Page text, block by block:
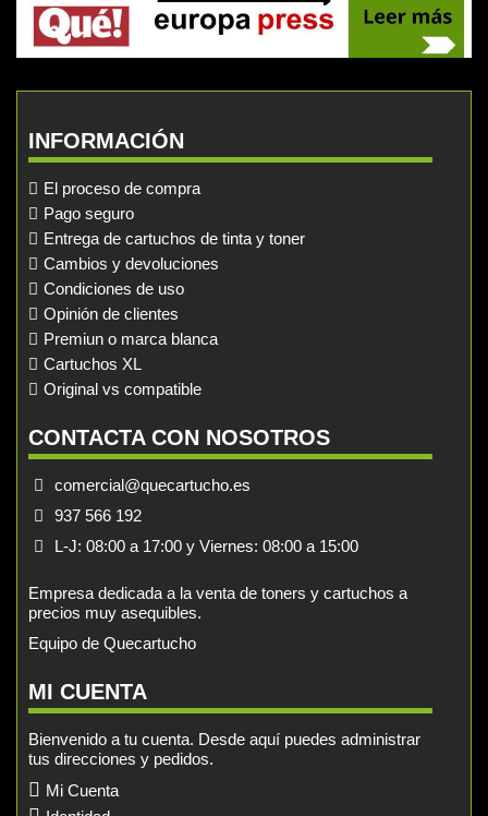
INFORMACIÓN
El proceso de compra
Pago seguro
Entrega de cartuchos de tinta y toner
Cambios y devoluciones
Condiciones de uso
Opinión de clientes
Premiun o marca blanca
Cartuchos XL
Original vs compatible
CONTACTA CON NOSOTROS
comercial@quecartucho.es
937 566 192
L-J: 08:00 a 17:00 y Viernes: 08:00 a 15:00
Empresa dedicada a la venta de toners y cartuchos a
precios muy asequibles.
Equipo de Quecartucho
MI CUENTA
Bienvenido a tu cuenta. Desde aquí puedes administrar
tus direcciones y pedidos.
Mi Cuenta